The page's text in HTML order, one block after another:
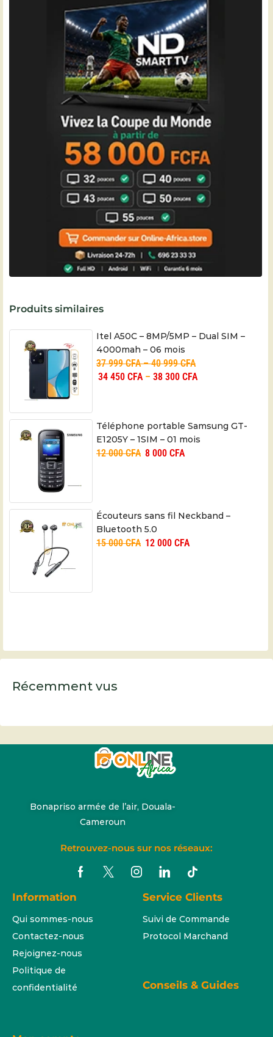
Produits similaires
Itel A50C – 8MP/5MP – Dual SIM –
4000mah – 06 mois
37 999CFA–40 999CFA
34 450 CFA– 38 300 CFA
Téléphone portable Samsung GT-
E1205Y – 1SIM – 01 mois
12 000CFA 8 000 CFA
Écouteurs sans fil Neckband –
Bluetooth 5.0
15 000CFA 12 000 CFA
Récemment vus
Bonapriso armée de l’air, Douala-
Cameroun
Retrouvez-nous sur nos réseaux:
Information
Qui sommes-nous
Contactez-nous
Rejoignez-nous
Politique de
confidentialité
Service Clients
Suivi de Commande
Protocol Marchand
Conseils & Guides